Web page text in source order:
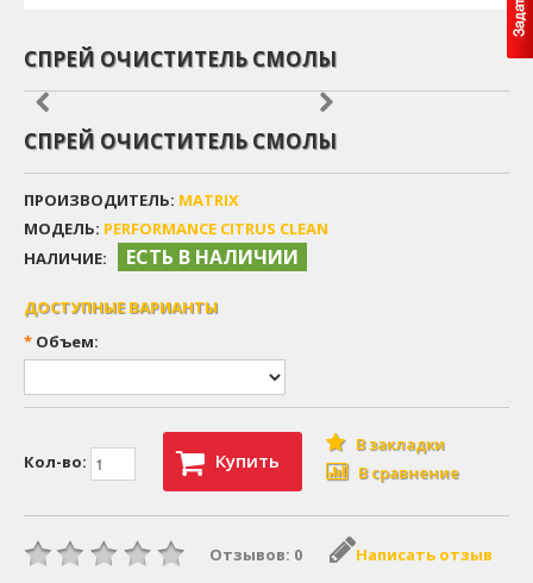
СПРЕЙ ОЧИСТИТЕЛЬ СМОЛЫ
СПРЕЙ ОЧИСТИТЕЛЬ СМОЛЫ
ПРОИЗВОДИТЕЛЬ: MATRIX
МОДЕЛЬ: PERFORMANCE CITRUS CLEAN
НАЛИЧИЕ:
ЕСТЬ В НАЛИЧИИ
ДОСТУПНЫЕ ВАРИАНТЫ
* Объем:
Кол-во: Купить
В закладки
В сравнение
Отзывов: 0 Написать отзыв